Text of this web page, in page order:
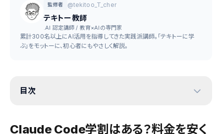
監修者 @tekitoo_T_cher
テキトー教師
.AI 認定講師 / 教育×AIの専門家
累計300名以上にAI活用を指導してきた実践派講師。「テキトーに学
ぶ」をモットーに、初心者にもやさしく解説。
目次
Claude Code学割はある？料金を安く